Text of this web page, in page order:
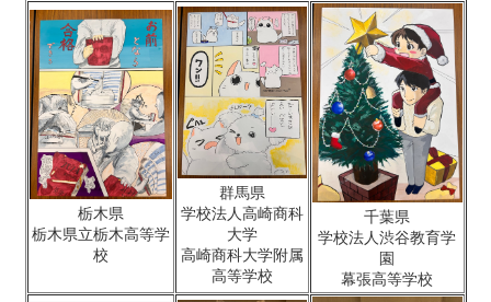
栃木県
栃木県立栃木高等学
校
群馬県
学校法人高崎商科
大学
高崎商科大学附属
高等学校
千葉県
学校法人渋谷教育学
園
幕張高等学校